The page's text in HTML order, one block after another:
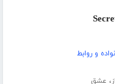
و روابط
، عشق